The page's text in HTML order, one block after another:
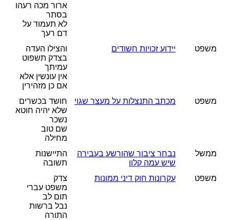
ארור מכה רעהו
בסתר
לא תעמוד על
דם רעך
משפט
יידוע זכויות חשודים
והצילו העדה
בצדק תשפוט
עמיתך
אין עונשין אלא
אם כן מזהירין
משפט
מכתב התנצלות על מעצר שגוי
חושד בכשרים
שלא יהיה חוטא
נשכר
שם טוב
מחילה
ממשל
נבחר ציבור שהורשע בעבירה
שיש עמה קלון
התיישנות
תשובה
משפט
עקרונות חוק דיני ממונות
צדק
משפט עברי
תום לב
נבל ברשות
התורה